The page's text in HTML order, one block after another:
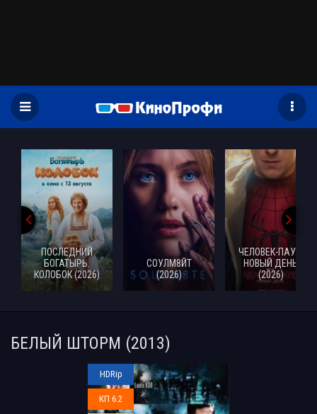
ПОСЛЕДНИЙ
БОГАТЫРЬ.
КОЛОБОК (2026)
СОУЛМ8ЙТ
(2026)
ЧЕЛОВЕК-ПАУК:
НОВЫЙ ДЕНЬ
(2026)
БЕЛЫЙ ШТОРМ (2013)
HDRip
КП 6.2